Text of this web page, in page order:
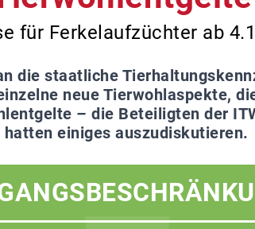
für Ferkelaufzüchter ab
die staatliche
neue Tierwohlaspekte,
– die Beteiligten der
einiges auszudiskutieren.